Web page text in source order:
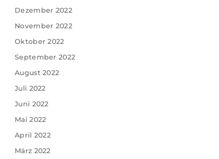
Dezember 2022
November 2022
Oktober 2022
September 2022
August 2022
Juli 2022
Juni 2022
Mai 2022
April 2022
März 2022